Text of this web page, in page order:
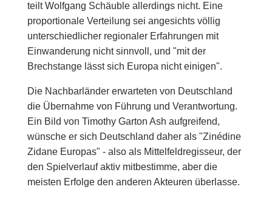
teilt Wolfgang Schäuble allerdings nicht. Eine
proportionale Verteilung sei angesichts völlig
unterschiedlicher regionaler Erfahrungen mit
Einwanderung nicht sinnvoll, und "mit der
Brechstange lässt sich Europa nicht einigen".
Die Nachbarländer erwarteten von Deutschland
die Übernahme von Führung und Verantwortung.
Ein Bild von Timothy Garton Ash aufgreifend,
wünsche er sich Deutschland daher als "Zinédine
Zidane Europas" - also als Mittelfeldregisseur, der
den Spielverlauf aktiv mitbestimme, aber die
meisten Erfolge den anderen Akteuren überlasse.